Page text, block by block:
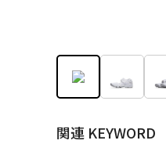
関連 KEYWORD